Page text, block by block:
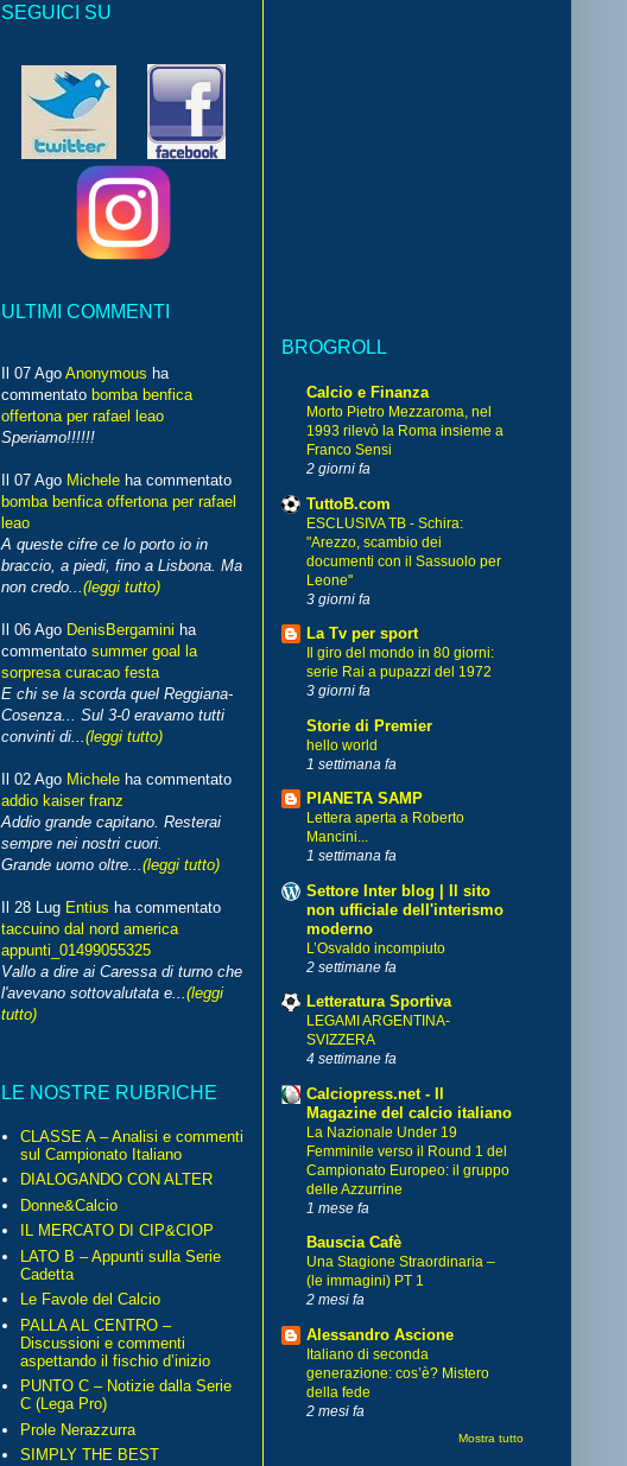
SEGUICI SU
ULTIMI COMMENTI
Il 07 Ago Anonymous ha
commentato bomba benfica
offertona per rafael leao
Speriamo!!!!!!
Il 07 Ago Michele ha commentato
bomba benfica offertona per rafael
leao
A queste cifre ce lo porto io in
braccio, a piedi, fino a Lisbona. Ma
non credo...(leggi tutto)
Il 06 Ago DenisBergamini ha
commentato summer goal la
sorpresa curacao festa
E chi se la scorda quel Reggiana-
Cosenza... Sul 3-0 eravamo tutti
convinti di...(leggi tutto)
Il 02 Ago Michele ha commentato
addio kaiser franz
Addio grande capitano. Resterai
sempre nei nostri cuori.
Grande uomo oltre...(leggi tutto)
Il 28 Lug Entius ha commentato
taccuino dal nord america
appunti_01499055325
Vallo a dire ai Caressa di turno che
l'avevano sottovalutata e...(leggi
tutto)
LE NOSTRE RUBRICHE
CLASSE A – Analisi e commenti
sul Campionato Italiano
DIALOGANDO CON ALTER
Donne&Calcio
IL MERCATO DI CIP&CIOP
LATO B – Appunti sulla Serie
Cadetta
Le Favole del Calcio
PALLA AL CENTRO –
Discussioni e commenti
aspettando il fischio d’inizio
PUNTO C – Notizie dalla Serie
C (Lega Pro)
Prole Nerazzurra
SIMPLY THE BEST
BROGROLL
Calcio e Finanza
Morto Pietro Mezzaroma, nel
1993 rilevò la Roma insieme a
Franco Sensi
2 giorni fa
TuttoB.com
ESCLUSIVA TB - Schira:
"Arezzo, scambio dei
documenti con il Sassuolo per
Leone"
3 giorni fa
La Tv per sport
Il giro del mondo in 80 giorni:
serie Rai a pupazzi del 1972
3 giorni fa
Storie di Premier
hello world
1 settimana fa
PIANETA SAMP
Lettera aperta a Roberto
Mancini...
1 settimana fa
Settore Inter blog | Il sito
non ufficiale dell'interismo
moderno
L’Osvaldo incompiuto
2 settimane fa
Letteratura Sportiva
LEGAMI ARGENTINA-
SVIZZERA
4 settimane fa
Calciopress.net - Il
Magazine del calcio italiano
La Nazionale Under 19
Femminile verso il Round 1 del
Campionato Europeo: il gruppo
delle Azzurrine
1 mese fa
Bauscia Cafè
Una Stagione Straordinaria –
(le immagini) PT 1
2 mesi fa
Alessandro Ascione
Italiano di seconda
generazione: cos’è? Mistero
della fede
2 mesi fa
Mostra tutto